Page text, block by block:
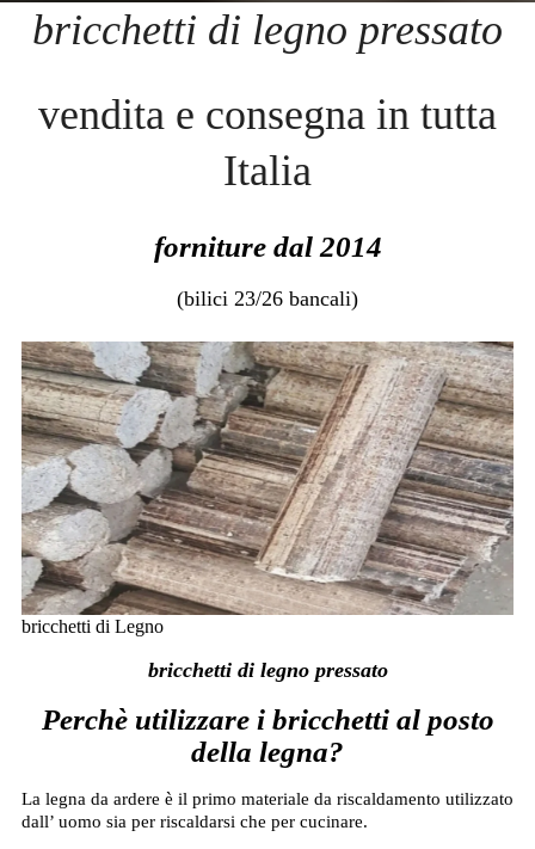
bricchetti di legno pressato
vendita e consegna in tutta
Italia
forniture dal 2014
(bilici 23/26 bancali)
bricchetti di Legno
bricchetti di legno pressato
Perchè utilizzare i bricchetti al posto
della legna?
La legna da ardere è il primo materiale da riscaldamento utilizzato
dall’ uomo sia per riscaldarsi che per cucinare.